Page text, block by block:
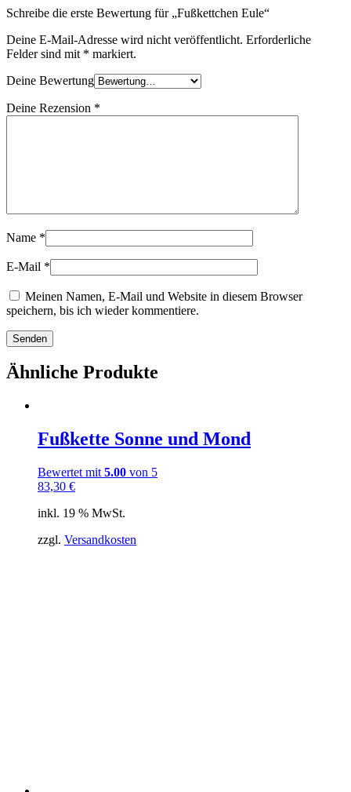
Schreibe die erste Bewertung für „Fußkettchen Eule“
Deine E-Mail-Adresse wird nicht veröffentlicht. Erforderliche
Felder sind mit * markiert.
Deine Bewertung
Deine Rezension *
Name *
E-Mail *
Meinen Namen, E-Mail und Website in diesem Browser
speichern, bis ich wieder kommentiere.
Ähnliche Produkte
Fußkette Sonne und Mond
Bewertet mit 5.00 von 5
83,30 €
inkl. 19 % MwSt.
zzgl. Versandkosten